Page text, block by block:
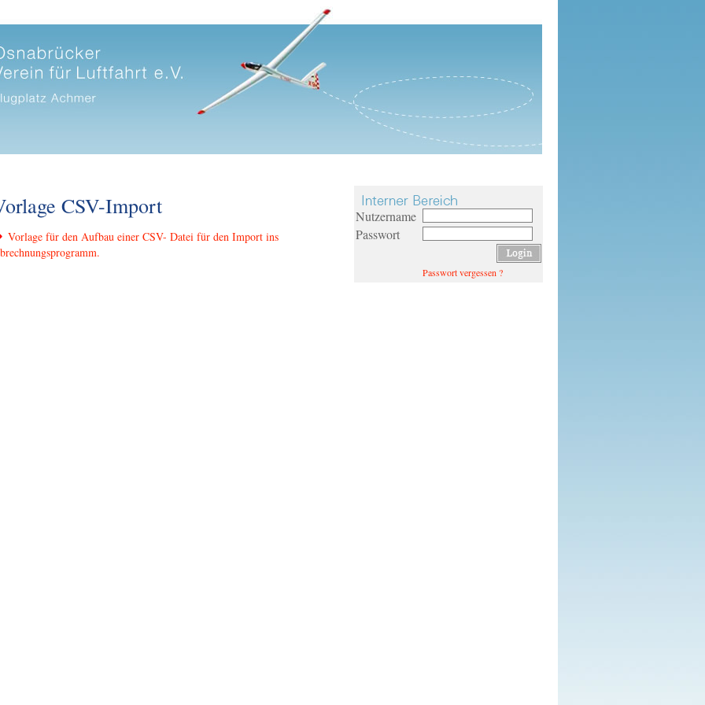
Nutzername
Passwort
Passwort vergessen ?
CSV-Import
Vorlage für den Aufbau einer CSV- Datei für den Import ins